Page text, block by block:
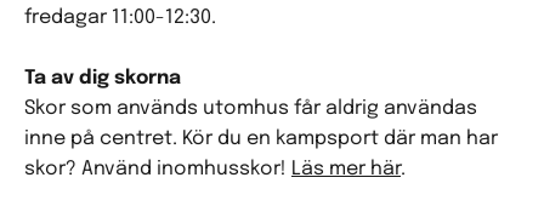
fredagar 11:00-12:30.
Ta av dig skorna
Skor som används utomhus får aldrig användas
inne på centret. Kör du en kampsport där man har
skor? Använd inomhusskor! Läs mer här.